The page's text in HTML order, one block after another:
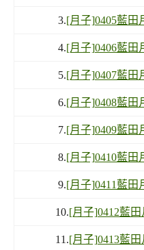
3.[月子]0405藍田
4.[月子]0406藍田
5.[月子]0407藍田
6.[月子]0408藍田
7.[月子]0409藍田
8.[月子]0410藍田
9.[月子]0411藍田
10.[月子]0412藍
11.[月子]0413藍